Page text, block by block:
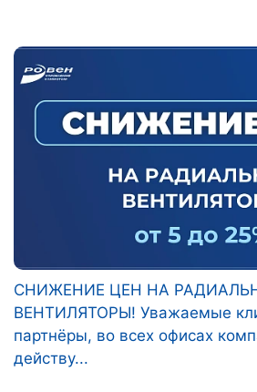
СНИЖЕНИЕ ЦЕН НА
ВЕНТИЛЯТОРЫ! Уважаемые
партнёры, во всех офисах
действу...